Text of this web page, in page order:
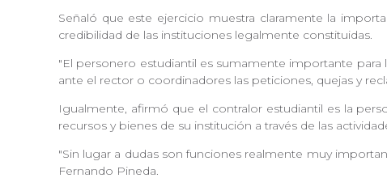
Señaló que este ejercicio muestra claramente la
credibilidad de las instituciones legalmente constituidas.
"El personero estudiantil es sumamente importante
ante el rector o coordinadores las peticiones, quejas y
Igualmente, afirmó que el contralor estudiantil es la
recursos y bienes de su institución a través de las
"Sin lugar a dudas son funciones realmente muy
Fernando Pineda.